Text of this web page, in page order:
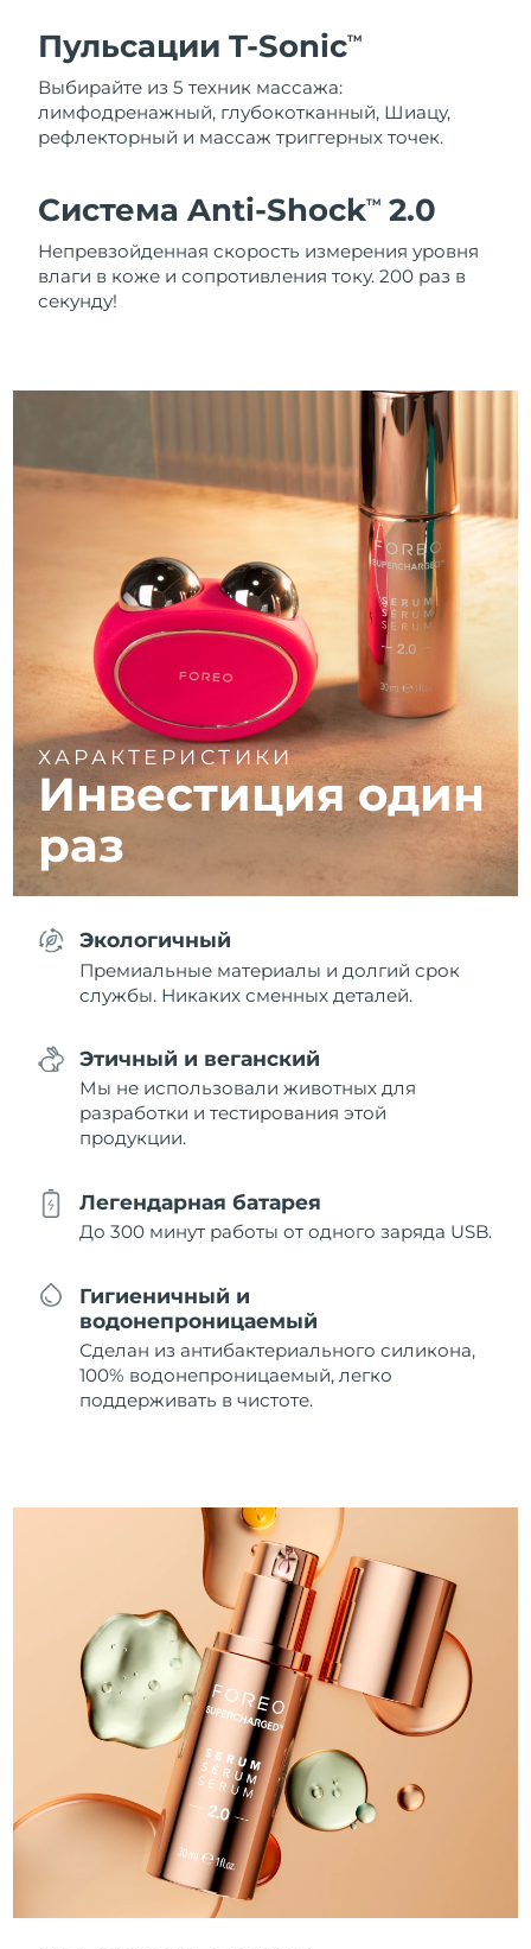
Пульсации T-SonicTM
Выбирайте из 5 техник массажа:
лимфодренажный, глубокотканный, Шиацу,
рефлекторный и массаж триггерных точек.
Система Anti-ShockTM 2.0
Непревзойденная скорость измерения уровня
влаги в коже и сопротивления току. 200 раз в
секунду!
ХАРАКТЕРИСТИКИ
Инвестиция один
раз
Экологичный
Премиальные материалы и долгий срок
службы. Никаких сменных деталей.
Этичный и веганский
Мы не использовали животных для
разработки и тестирования этой
продукции.
Легендарная батарея
До 300 минут работы от одного заряда USB.
Гигиеничный и
водонепроницаемый
Сделан из антибактериального силикона,
100% водонепроницаемый, легко
поддерживать в чистоте.